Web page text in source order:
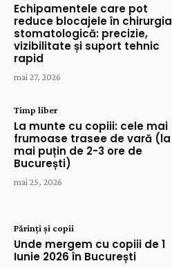
Echipamentele care pot
reduce blocajele în chirurgia
stomatologică: precizie,
vizibilitate și suport tehnic
rapid
mai 27, 2026
Timp liber
La munte cu copiii: cele mai
frumoase trasee de vară (la
mai puțin de 2-3 ore de
București)
mai 25, 2026
Părinți și copii
Unde mergem cu copiii de 1
Iunie 2026 în București